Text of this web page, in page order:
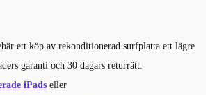
ett köp av rekonditionerad surfplatta ett lägre
garanti och 30 dagars returrätt.
iPads eller